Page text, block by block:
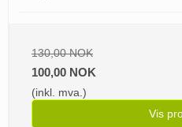
130,00 NOK
100,00 NOK
(inkl. mva.)
Vis